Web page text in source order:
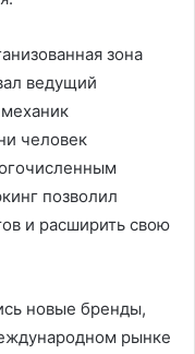
зона
ведущий
человек
позволил
и расширить свою
новые бренды,
рынке